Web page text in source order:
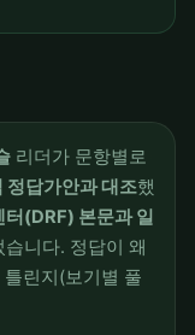
리더가 문항별로
정답가안과 대조했
(DRF) 본문과 일
니다. 정답이 왜
린지(보기별 풀